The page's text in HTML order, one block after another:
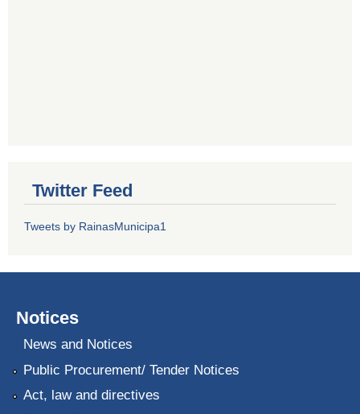
Twitter Feed
Tweets by RainasMunicipa1
Notices
News and Notices
Public Procurement/ Tender Notices
Act, law and directives